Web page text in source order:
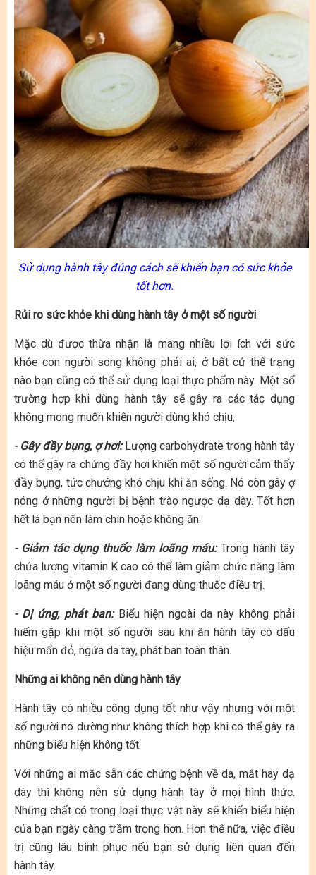
Sử dụng hành tây đúng cách sẽ khiến bạn có sức khỏe
tốt hơn.
Rủi ro sức khỏe khi dùng hành tây ở một số người
Mặc dù được thừa nhận là mang nhiều lợi ích với sức
khỏe con người song không phải ai, ở bất cứ thể trạng
nào bạn cũng có thể sử dụng loại thực phẩm này. Một số
trường hợp khi dùng hành tây sẽ gây ra các tác dụng
không mong muốn khiến người dùng khó chịu,
- Gây đầy bụng, ợ hơi:Lượng carbohydrate trong hành tây
có thể gây ra chứng đầy hơi khiến một số người cảm thấy
đầy bụng, tức chướng khó chịu khi ăn sống. Nó còn gây ợ
nóng ở những người bị bệnh trào ngược dạ dày. Tốt hơn
hết là bạn nên làm chín hoặc không ăn.
- Giảm tác dụng thuốc làm loãng máu:Trong hành tây
chứa lượng vitamin K cao có thể làm giảm chức năng làm
loãng máu ở một số người đang dùng thuốc điều trị.
- Dị ứng, phát ban:Biểu hiện ngoài da này không phải
hiếm gặp khi một số người sau khi ăn hành tây có dấu
hiệu mẩn đỏ, ngứa da tay, phát ban toàn thân.
Những ai không nên dùng hành tây
Hành tây có nhiều công dụng tốt như vậy nhưng với một
số người nó dường như không thích hợp khi có thể gây ra
những biểu hiện không tốt.
Với những ai mắc sẵn các chứng bệnh về da, mắt hay dạ
dày thì không nên sử dụng hành tây ở mọi hình thức.
Những chất có trong loại thực vật này sẽ khiến biểu hiện
của bạn ngày càng trầm trọng hơn. Hơn thế nữa, việc điều
trị cũng lâu bình phục nếu bạn sử dụng liên quan đến
hành tây.